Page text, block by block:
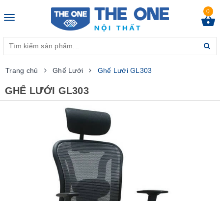
Toggle
0
Trang chủ Ghế Lưới Ghế Lưới GL303
GHẾ LƯỚI GL303